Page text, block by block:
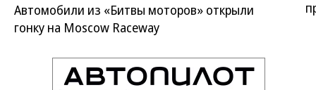
Автомобили из «Битвы моторов» открыли
гонку на Moscow Raceway